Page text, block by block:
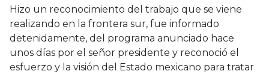
Hizo un reconocimiento del trabajo que se viene
realizando en la frontera sur, fue informado
detenidamente, del programa anunciado hace
unos días por el señor presidente y reconoció el
esfuerzo y la visión del Estado mexicano para tratar